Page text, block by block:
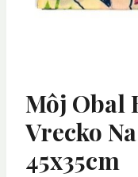
Môj Obal
Vrecko
45x35cm